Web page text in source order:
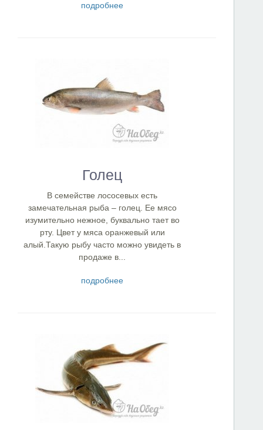
подробнее
Голец
В семействе лососевых есть
замечательная рыба – голец. Ее мясо
изумительно нежное, буквально тает во
рту. Цвет у мяса оранжевый или
алый.Такую рыбу часто можно увидеть в
продаже в...
подробнее